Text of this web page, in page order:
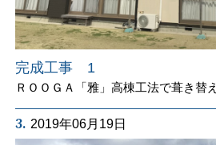
完成工事 1
ＲＯＯＧＡ「雅」高棟工法で葺き替え
3. 2019年06月19日